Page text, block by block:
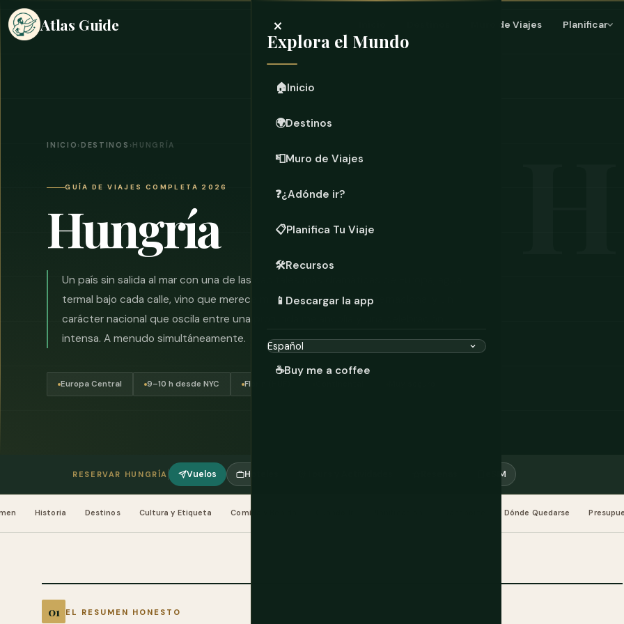
Atlas Guide Muro de Viajes Planificar
×
Explora el Mundo
🏠Inicio
🌍Destinos
📮Muro de Viajes
❓¿Adónde ir?
📋Planifica Tu Viaje
🛠️Recursos
📱 Descargar la app
☕Buy me a coffee
INICIO ›DESTINOS ›HUNGRÍA
GUÍA DE VIAJES COMPLETA 2026
Hungría
Un país sin salida al mar con una de las capitales más dramáticas de Europa, agua
termal bajo cada calle, vino que merece mucha más atención internacional y un
carácter nacional que oscila entre una profunda melancolía y una celebración
intensa. A menudo simultáneamente.
Europa Central 9–10 h desde NYC Florín (HUF)
RESERVAR HUNGRÍA Vuelos Hoteles eSIM
Historia Destinos Cultura y Etiqueta Comida y Bebida Dónde Quedarse
EL RESUMEN HONESTO